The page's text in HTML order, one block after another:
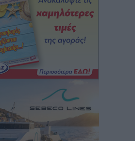
Τι γίνεται όταν ο ιδιοκτήτης
Πώς κινούνται δήμοι και ΠΣ,
λογαριασμό
2 ώρες
last minute σε Ελλάδα